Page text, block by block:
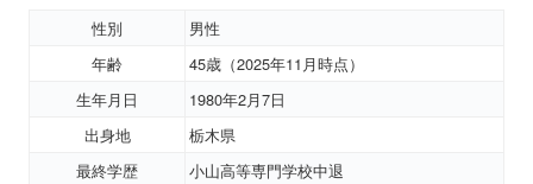
性別
男性
年齢
45歳（2025年11月時点）
生年月日
1980年2月7日
出身地
栃木県
最終学歴
小山高等専門学校中退